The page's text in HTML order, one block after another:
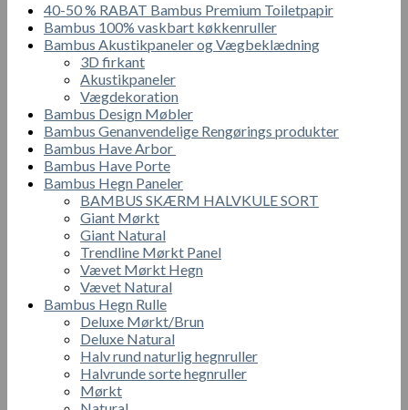
40-50 % RABAT Bambus Premium Toiletpapir
Bambus 100% vaskbart køkkenruller
Bambus Akustikpaneler og Vægbeklædning
3D firkant
Akustikpaneler
Vægdekoration
Bambus Design Møbler
Bambus Genanvendelige Rengørings produkter
Bambus Have Arbor
Bambus Have Porte
Bambus Hegn Paneler
BAMBUS SKÆRM HALVKULE SORT
Giant Mørkt
Giant Natural
Trendline Mørkt Panel
Vævet Mørkt Hegn
Vævet Natural
Bambus Hegn Rulle
Deluxe Mørkt/Brun
Deluxe Natural
Halv rund naturlig hegnruller
Halvrunde sorte hegnruller
Mørkt